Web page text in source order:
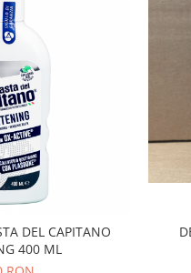
DEL CAPITANO
400 ML